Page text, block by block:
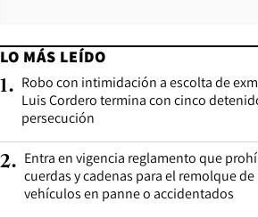
LO MÁS LEÍDO
1. Robo con intimidación a escolta de
Luis Cordero termina con cinco
persecución
2. Entra en vigencia reglamento que
cuerdas y cadenas para el remolque de
vehículos en panne o accidentados